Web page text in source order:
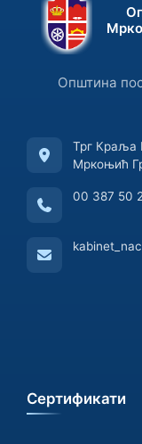
Општина
Трг Краља
Мркоњић
00 387 50
Сертификати